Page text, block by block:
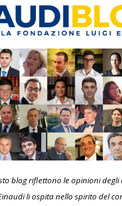
blog riflettono le opinioni degli
li ospita nello spirito del